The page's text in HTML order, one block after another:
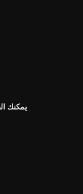
يمكنك